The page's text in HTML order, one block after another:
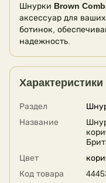
Шнурки Brown
аксессуар для
ботинок,
надежность.
Характеристики
Раздел
Название
Цвет
Код товара